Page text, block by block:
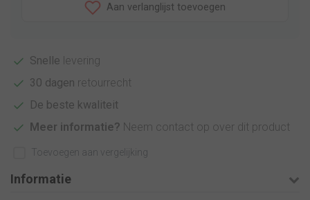
Aan verlanglijst toevoegen
Snelle levering
30 dagen retourrecht
De beste kwaliteit
Meer informatie? Neem contact op over dit product
Toevoegen aan vergelijking
Informatie